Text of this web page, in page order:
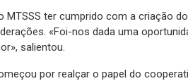
MTSSS ter cumprido com a criação
«Foi-nos dada uma
salientou.
por realçar o papel do